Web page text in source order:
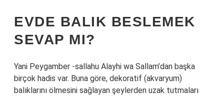
EVDE BALIK BESLEMEK
SEVAP MI?
Yani Peygamber -sallahu Alayhi wa Sallam’dan başka
birçok hadis var. Buna göre, dekoratif (akvaryum)
balıklarını ölmesini sağlayan şeylerden uzak tutmaları